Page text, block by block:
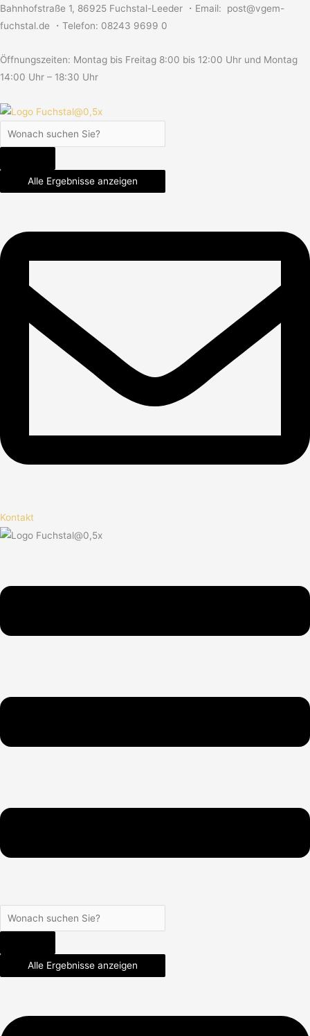
Skip
to
Bahnhofstraße 1, 86925 Fuchstal-Leeder ・Email: post@vgem-
fuchstal.de ・Telefon: 08243 9699 0
Öffnungszeiten: Montag bis Freitag 8:00 bis 12:00 Uhr und Montag
14:00 Uhr – 18:30 Uhr
Search
...
Alle Ergebnisse anzeigen
Kontakt
Search
...
Alle Ergebnisse anzeigen
Search
...